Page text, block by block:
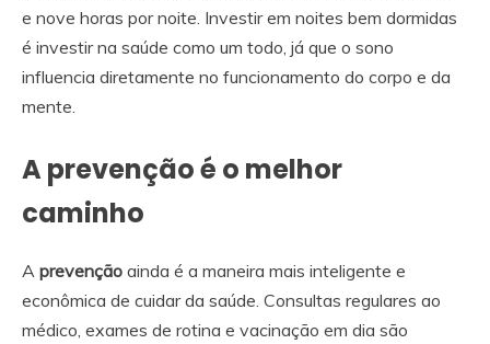
e nove horas por noite. Investir em noites bem dormidas
é investir na saúde como um todo, já que o sono
influencia diretamente no funcionamento do corpo e da
mente.
A prevenção é o melhor
caminho
A prevenção ainda é a maneira mais inteligente e
econômica de cuidar da saúde. Consultas regulares ao
médico, exames de rotina e vacinação em dia são